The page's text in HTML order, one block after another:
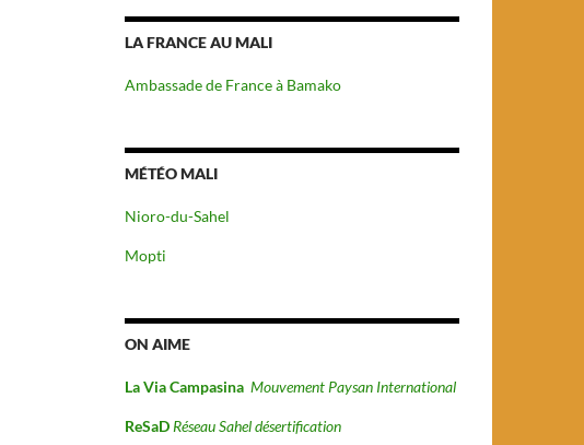
LA FRANCE AU MALI
Ambassade de France à Bamako
MÉTÉO MALI
Nioro-du-Sahel
Mopti
ON AIME
La Via Campasina Mouvement Paysan International
ReSaD Réseau Sahel désertification